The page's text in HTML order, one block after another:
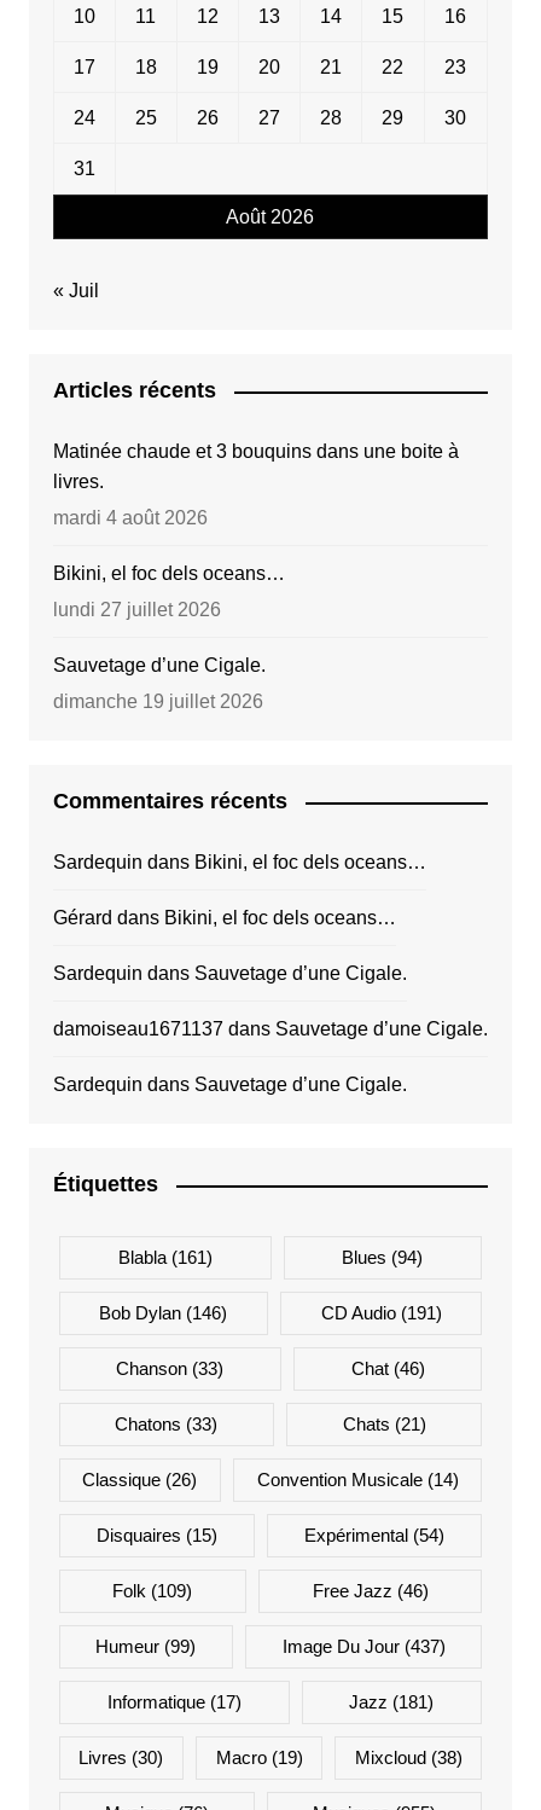
Août 2026
10 11 12 13 14 15 16
17 18 19 20 21 22 23
24 25 26 27 28 29 30
31
« Juil
Articles récents
Matinée chaude et 3 bouquins dans une boite à
livres.
mardi 4 août 2026
Bikini, el foc dels oceans…
lundi 27 juillet 2026
Sauvetage d’une Cigale.
dimanche 19 juillet 2026
Commentaires récents
Sardequin dans Bikini, el foc dels oceans…
Gérard dans Bikini, el foc dels oceans…
Sardequin dans Sauvetage d’une Cigale.
damoiseau1671137dans Sauvetage d’une Cigale.
Sardequin dans Sauvetage d’une Cigale.
Étiquettes
Blabla(161) Blues (94)
Bob Dylan (146) CD Audio(191)
Chanson (33) Chat(46)
Chatons (33) Chats (21)
Classique (26) Convention Musicale(14)
Disquaires (15) Expérimental (54)
Folk (109) Free Jazz (46)
Humeur (99) Image Du Jour(437)
Informatique(17) Jazz (181)
Livres (30) Macro(19) Mixcloud(38)